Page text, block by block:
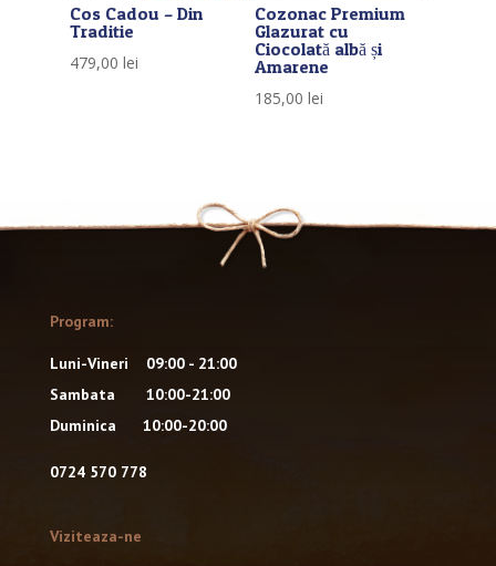
Cos Cadou – Din
Traditie
479,00 lei
Cozonac Premium
Glazurat cu
Ciocolată albă și
Amarene
185,00lei
Program:
Luni-Vineri 09:00 - 21:00
Sambata 10:00-21:00
Duminica 10:00-20:00
0724 570 778
Viziteaza-ne